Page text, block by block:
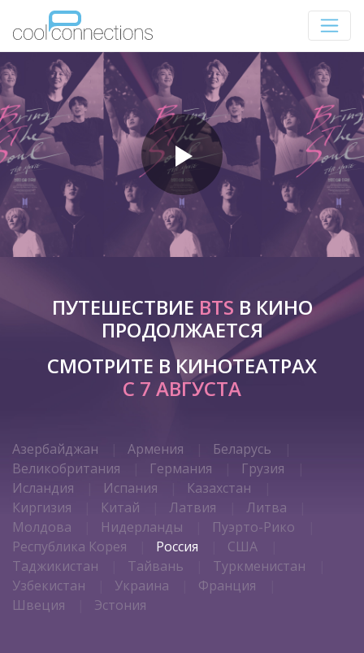
ПУТЕШЕСТВИЕ BTS В КИНО
ПРОДОЛЖАЕТСЯ
СМОТРИТЕ В КИНОТЕАТРАХ
С 7 АВГУСТА
Азербайджан Армения
Беларусь
Великобритания
Германия
Грузия
Исландия
Испания
Казахстан
Киргизия
Китай Латвия
Литва
Молдова
Нидерланды
Пуэрто-Рико
Республика Корея
Россия
США
Таджикистан
Тайвань
Туркменистан
Узбекистан
Украина
Франция
Швеция
Эстония